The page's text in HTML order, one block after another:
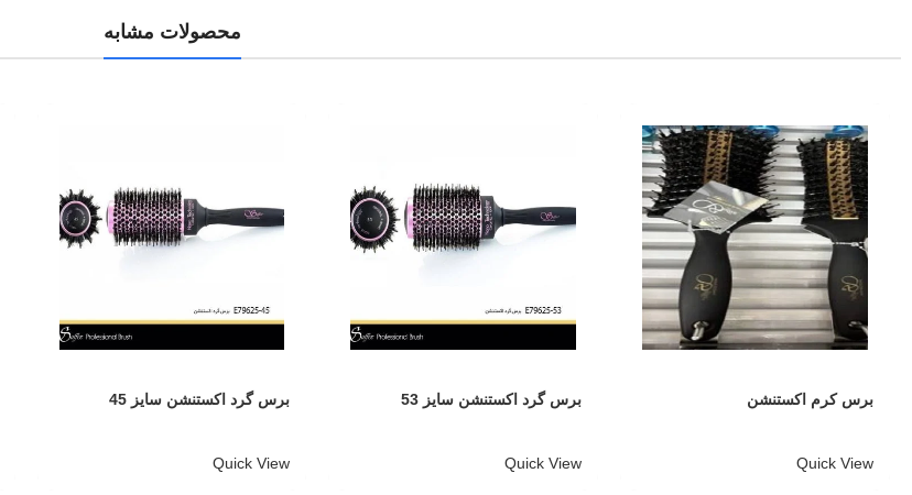
محصولات مشابه
برس کرم اکستنشن
Quick View
برس گرد اکستنشن سایز 53
Quick View
برس گرد اکستنشن سایز 45
Quick View